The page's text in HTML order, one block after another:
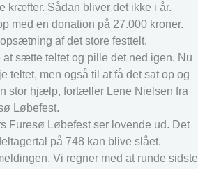
kræfter. Sådan bliver det ikke i år.
med en donation på 27.000 kroner.
af det store festtelt.
at sætte teltet og pille det ned igen. Nu
teltet, men også til at få det sat op og
stor hjælp, fortæller Lene Nielsen fra
Løbefest.
Furesø Løbefest ser lovende ud. Det
på 748 kan blive slået.
Vi regner med at runde sidste